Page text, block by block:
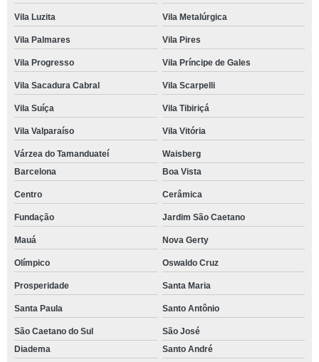
Vila Luzita Vila Metalúrgica
Vila Palmares Vila Pires
Vila Progresso Vila Príncipe de Gales
Vila Sacadura Cabral Vila Scarpelli
Vila Suíça Vila Tibiriçá
Vila Valparaíso Vila Vitória
Várzea do Tamanduateí
Waisberg
Barcelona
Boa Vista
Centro Cerâmica
Fundação Jardim São Caetano
Mauá Nova Gerty
Olímpico Oswaldo Cruz
Prosperidade Santa Maria
Santa Paula Santo Antônio
São Caetano do Sul
São José
Diadema
Santo André